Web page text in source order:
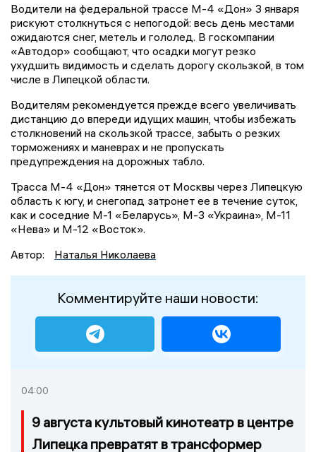
Водители на федеральной трассе М-4 «Дон» 3 января
рискуют столкнуться с непогодой: весь день местами
ожидаются снег, метель и гололед. В госкомпании
«Автодор» сообщают, что осадки могут резко
ухудшить видимость и сделать дорогу скользкой, в том
числе в Липецкой области.
Водителям рекомендуется прежде всего увеличивать
дистанцию до впереди идущих машин, чтобы избежать
столкновений на скользкой трассе, забыть о резких
торможениях и маневрах и не пропускать
предупреждения на дорожных табло.
Трасса М-4 «Дон» тянется от Москвы через Липецкую
область к югу, и снегопад затронет ее в течение суток,
как и соседние М-1 «Беларусь», М-3 «Украина», М-11
«Нева» и М-12 «Восток».
Автор:
Наталья Николаева
Комментируйте наши новости:
04:00
9 августа культовый кинотеатр в центре
Липецка превратят в трансформер